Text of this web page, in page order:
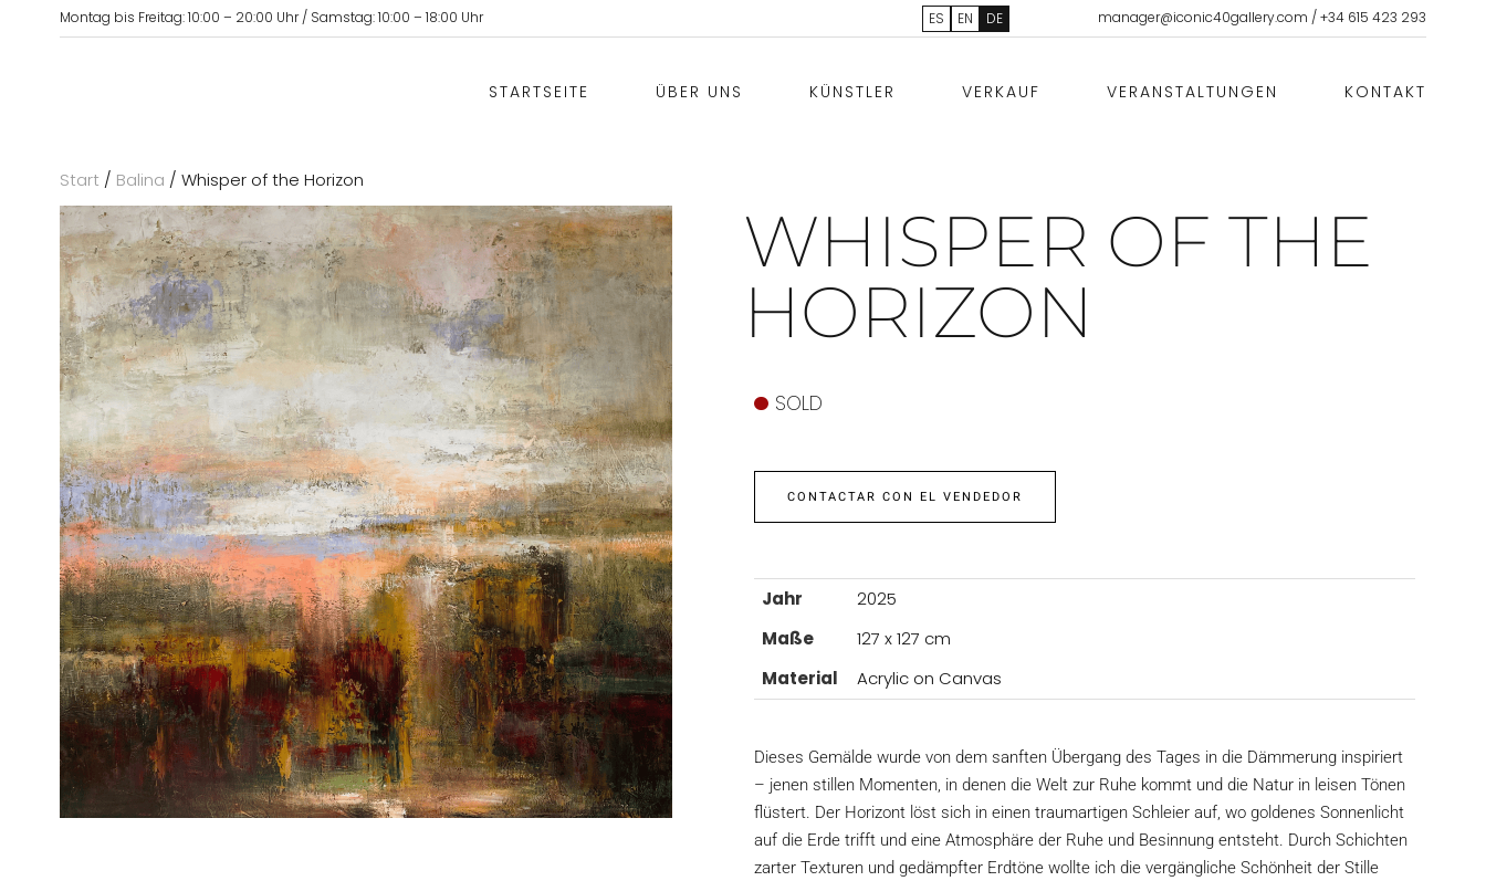
Montag bis Freitag: 10:00 – 20:00 Uhr / Samstag: 10:00 – 18:00 Uhr ES EN DE manager@iconic40gallery.com /+34 615 423 293
STARTSEITE ÜBER UNS KÜNSTLER VERKAUF VERANSTALTUNGEN KONTAKT
Start / Balina / Whisper of the Horizon
WHISPER OF THE
HORIZON
SOLD
CONTACTAR CON EL VENDEDOR
Jahr
2025
Maße
127 x 127 cm
Material
Acrylic on Canvas
Dieses Gemälde wurde von dem sanften Übergang des Tages in die Dämmerung inspiriert
– jenen stillen Momenten, in denen die Welt zur Ruhe kommt und die Natur in leisen Tönen
flüstert. Der Horizont löst sich in einen traumartigen Schleier auf, wo goldenes Sonnenlicht
auf die Erde trifft und eine Atmosphäre der Ruhe und Besinnung entsteht. Durch Schichten
zarter Texturen und gedämpfter Erdtöne wollte ich die vergängliche Schönheit der Stille